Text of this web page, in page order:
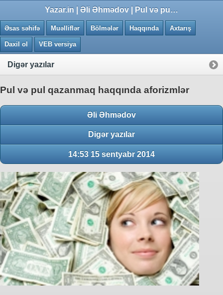
Yazar.in | Əli Əhmədov | Pul və pul qazanmaq haqqında aforizmlər
Əsas səhifə Muəlliflər Bölmələr Haqqında Axtarış
Daxil ol VEB versiya
Digər yazılar
Pul və pul qazanmaq haqqında aforizmlər
Əli Əhmədov
Digər yazılar
14:53 15 sentyabr 2014